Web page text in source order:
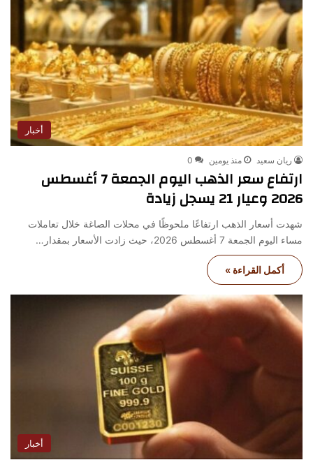
أخبار
ريان سعيد منذ يومين 0
ارتفاع سعر الذهب اليوم الجمعة 7 أغسطس
2026 وعيار 21 يسجل زيادة
شهدت أسعار الذهب ارتفاعًا ملحوظًا في محلات الصاغة خلال تعاملات
مساء اليوم الجمعة 7 أغسطس 2026، حيث زادت الأسعار بمقدار…
أكمل القراءة »
أخبار